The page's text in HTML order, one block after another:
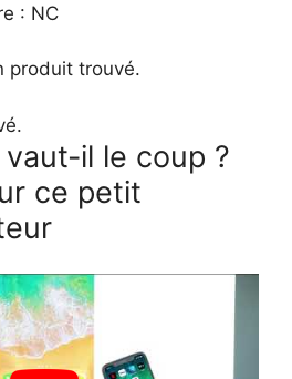
: NC
produit trouvé.
il le coup ?
ce petit